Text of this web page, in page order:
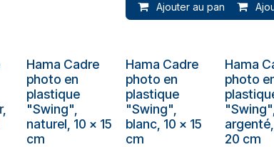
Ajouter au panier
Hama Cadre
photo en
plastique
"Swing",
naturel, 10 x 15
cm
Plus de stock
Hama Cadre
photo en
plastique
"Swing",
blanc, 10 x 15
cm
Plus de
Hama
photo
"Swing",
20 cm